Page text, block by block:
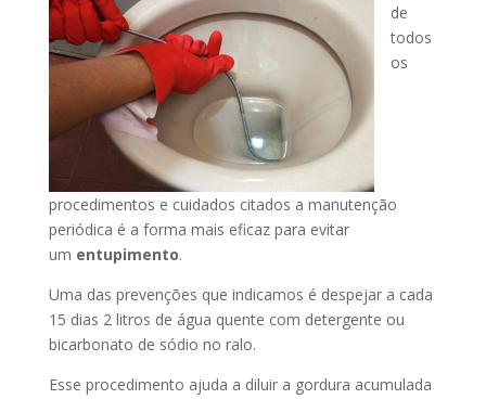
de
todos
os
procedimentos e cuidados citados a manutenção
periódica é a forma mais eficaz para evitar
um entupimento.
Uma das prevenções que indicamos é despejar a cada
15 dias 2 litros de água quente com detergente ou
bicarbonato de sódio no ralo.
Esse procedimento ajuda a diluir a gordura acumulada